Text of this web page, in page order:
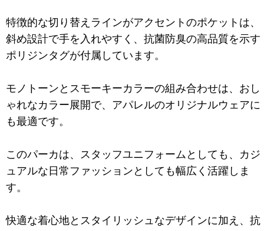
特徴的な切り替えラインがアクセントのポケットは、
斜め設計で手を入れやすく、抗菌防臭の高品質を示す
ポリジンタグが付属しています。
モノトーンとスモーキーカラーの組み合わせは、おし
ゃれなカラー展開で、アパレルのオリジナルウェアに
も最適です。
このパーカは、スタッフユニフォームとしても、カジ
ュアルな日常ファッションとしても幅広く活躍しま
す。
快適な着心地とスタイリッシュなデザインに加え、抗